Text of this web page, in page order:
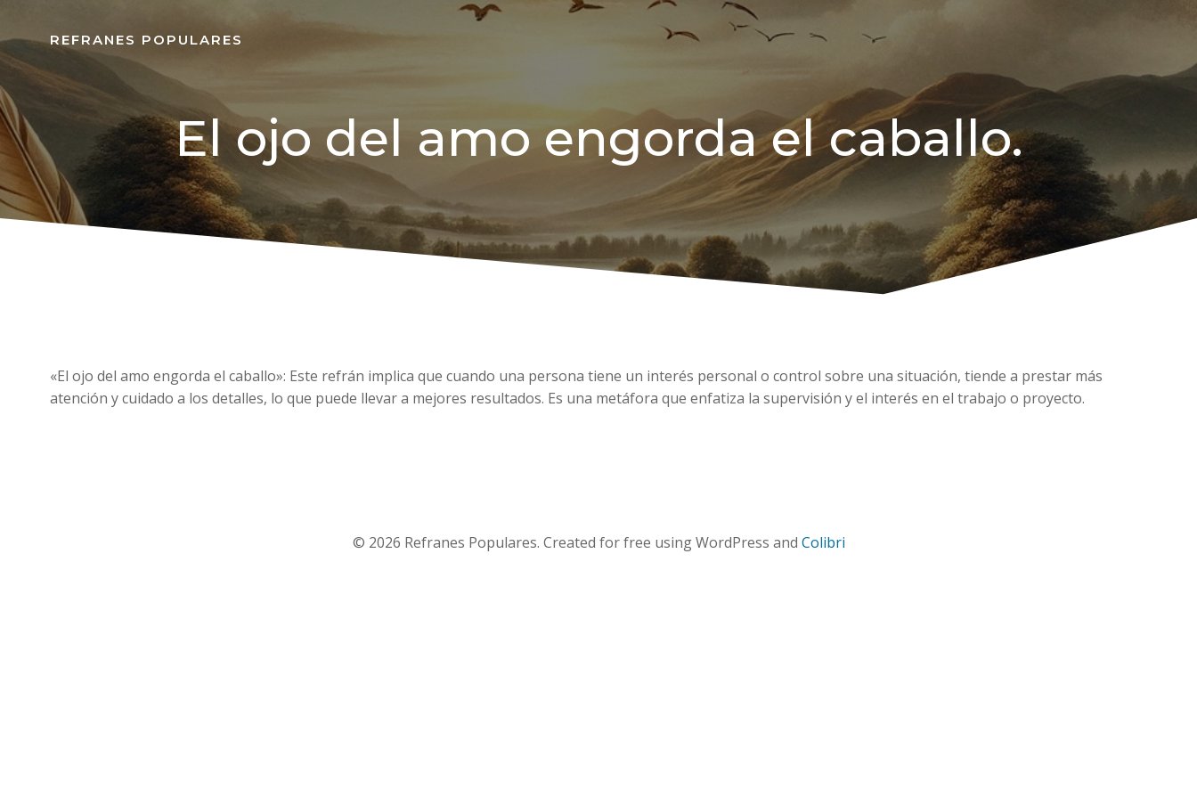
REFRANES POPULARES
El ojo del amo engorda el caballo.
«El ojo del amo engorda el caballo»: Este refrán implica que cuando una persona tiene un interés personal o control sobre una situación, tiende a prestar más
atención y cuidado a los detalles, lo que puede llevar a mejores resultados. Es una metáfora que enfatiza la supervisión y el interés en el trabajo o proyecto.
© 2026 Refranes Populares. Created for free using WordPress and Colibri